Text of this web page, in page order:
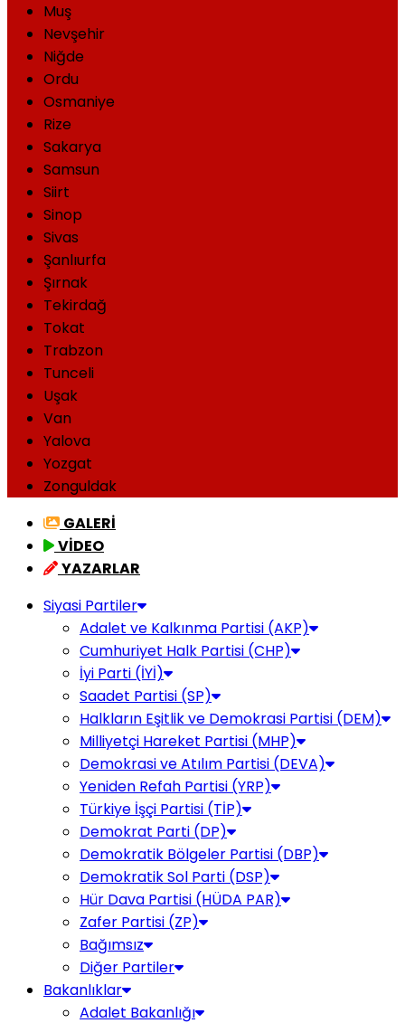
Muş
Nevşehir
Niğde
Ordu
Osmaniye
Rize
Sakarya
Samsun
Siirt
Sinop
Sivas
Şanlıurfa
Şırnak
Tekirdağ
Tokat
Trabzon
Tunceli
Uşak
Van
Yalova
Yozgat
Zonguldak
GALERİ
VİDEO
YAZARLAR
Siyasi Partiler
Adalet ve Kalkınma Partisi (AKP)
Cumhuriyet Halk Partisi (CHP)
İyi Parti (İYİ)
Saadet Partisi (SP)
Halkların Eşitlik ve Demokrasi Partisi (DEM)
Milliyetçi Hareket Partisi (MHP)
Demokrasi ve Atılım Partisi (DEVA)
Yeniden Refah Partisi (YRP)
Türkiye İşçi Partisi (TİP)
Demokrat Parti (DP)
Demokratik Bölgeler Partisi (DBP)
Demokratik Sol Parti (DSP)
Hür Dava Partisi (HÜDA PAR)
Zafer Partisi (ZP)
Bağımsız
Diğer Partiler
Bakanlıklar
Adalet Bakanlığı